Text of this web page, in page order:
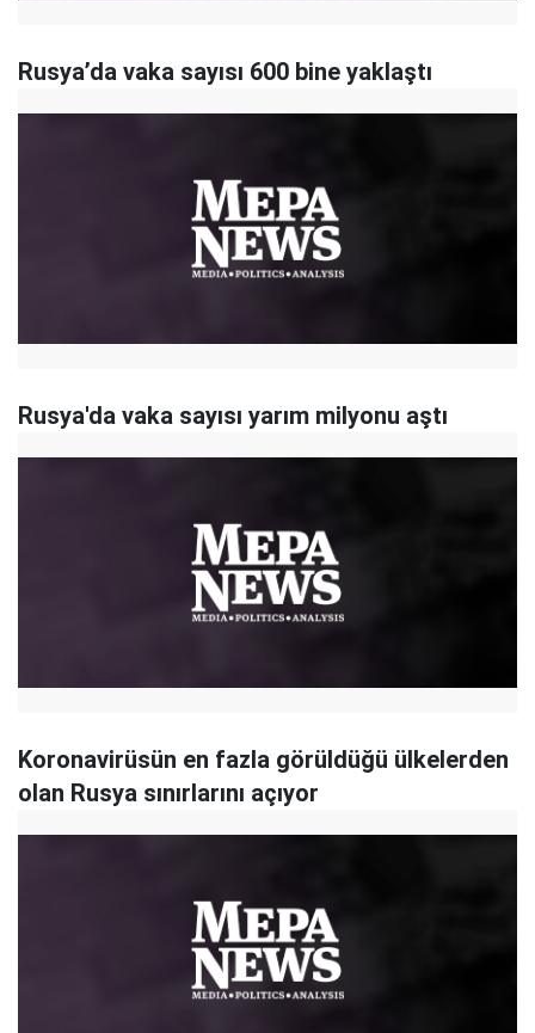
Rusya’da vaka sayısı 600 bine yaklaştı
Rusya'da vaka sayısı yarım milyonu aştı
Koronavirüsün en fazla görüldüğü ülkelerden
olan Rusya sınırlarını açıyor